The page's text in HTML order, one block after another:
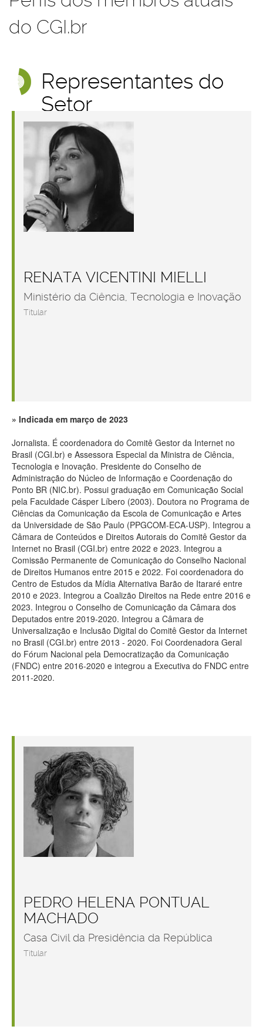
do CGI.br
Representantes do
Setor
Governamental
RENATA VICENTINI MIELLI
Ministério da Ciência, Tecnologia e Inovação
Titular
Indicada em março de 2023
Jornalista. É coordenadora do Comitê Gestor da Internet no
Brasil (CGI.br) e Assessora Especial da Ministra de Ciência,
Tecnologia e Inovação. Presidente do Conselho de
Administração do Núcleo de Informação e Coordenação do
Ponto BR (NIC.br). Possui graduação em Comunicação Social
pela Faculdade Cásper Líbero (2003). Doutora no Programa de
Ciências da Comunicação da Escola de Comunicação e Artes
da Universidade de São Paulo (PPGCOM-ECA-USP). Integrou a
Câmara de Conteúdos e Direitos Autorais do Comitê Gestor da
Internet no Brasil (CGI.br) entre 2022 e 2023. Integrou a
Comissão Permanente de Comunicação do Conselho Nacional
de Direitos Humanos entre 2015 e 2022. Foi coordenadora do
Centro de Estudos da Mídia Alternativa Barão de Itararé entre
2010 e 2023. Integrou a Coalizão Direitos na Rede entre 2016 e
2023. Integrou o Conselho de Comunicação da Câmara dos
Deputados entre 2019-2020. Integrou a Câmara de
Universalização e Inclusão Digital do Comitê Gestor da Internet
no Brasil (CGI.br) entre 2013 - 2020. Foi Coordenadora Geral
do Fórum Nacional pela Democratização da Comunicação
(FNDC) entre 2016-2020 e integrou a Executiva do FNDC entre
2011-2020.
PEDRO HELENA PONTUAL
MACHADO
Casa Civil da Presidência da República
Titular